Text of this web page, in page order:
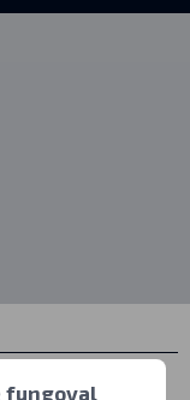
fungoval